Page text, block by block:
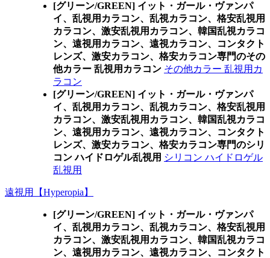
[グリーン/GREEN] イット・ガール・ヴァンパ
イ、乱視用カラコン、乱視カラコン、格安乱視用
カラコン、激安乱視用カラコン、韓国乱視カラコ
ン、遠視用カラコン、遠視カラコン、コンタクト
レンズ、激安カラコン、格安カラコン専門のその
他カラー 乱視用カラコン その他カラー 乱視用カ
ラコン
[グリーン/GREEN] イット・ガール・ヴァンパ
イ、乱視用カラコン、乱視カラコン、格安乱視用
カラコン、激安乱視用カラコン、韓国乱視カラコ
ン、遠視用カラコン、遠視カラコン、コンタクト
レンズ、激安カラコン、格安カラコン専門のシリ
コン ハイドロゲル乱視用 シリコン ハイドロゲル
乱視用
遠視用【Hyperopia】
[グリーン/GREEN] イット・ガール・ヴァンパ
イ、乱視用カラコン、乱視カラコン、格安乱視用
カラコン、激安乱視用カラコン、韓国乱視カラコ
ン、遠視用カラコン、遠視カラコン、コンタクト